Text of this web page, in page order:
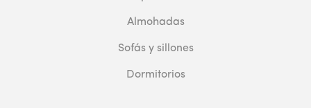
Almohadas
Sofás y sillones
Dormitorios